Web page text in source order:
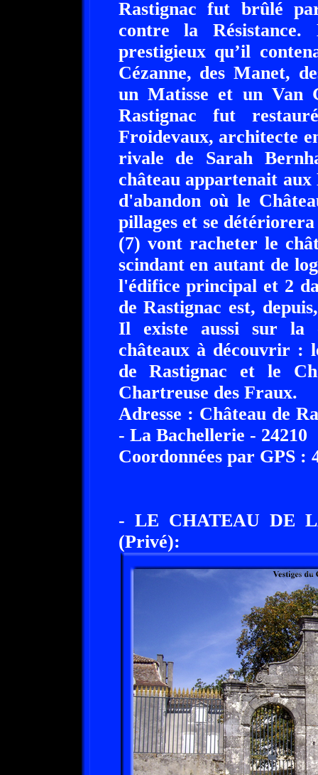
Rastignac fut brûlé
contre la
prestigieux qu’il
Cézanne, des Manet,
un Matisse et un Van
Rastignac fut
Froidevaux, architecte
rivale de Sarah
château appartenait
d'abandon où le
pillages et se
(7) vont racheter le
scindant en autant de
l'édifice principal et 2
de Rastignac est,
Il existe aussi sur la
châteaux à découvrir :
de Rastignac et le
Chartreuse des Fraux.
Adresse : Château de
- La Bachellerie - 24210
Coordonnées par GPS :
- LE CHATEAU DE
(Privé):